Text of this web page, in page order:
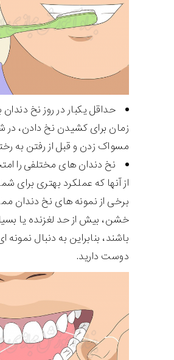
حداقل یکبار در روز نخ
زمان برای کشیدن نخ دادن،
مسواک زدن و قبل از رفتن به
نخ دندان های مختلفی را
از آنها که عملکرد بهتری برای شما
برخی از نمونه های نخ دندان
خشن، بیش از حد لغزنده یا
باشند، بنابراین به دنبال نمونه
دوست دارید.